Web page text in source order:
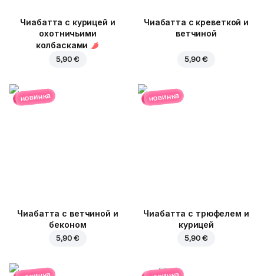
Чиабатта с курицей и
охотничьими
колбасками
5,90 €
Чиабатта с креветкой и
ветчиной
5,90 €
новинка
Чиабатта с ветчиной и
беконом
5,90 €
новинка
Чиабатта с трюфелем и
курицей
5,90 €